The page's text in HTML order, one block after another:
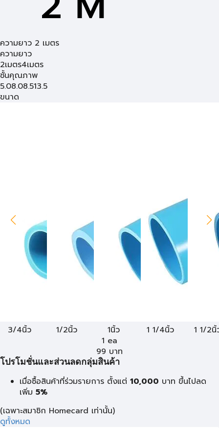
ความยาว 2 เมตร
ความยาว
2เมตร4เมตร
ชั้นคุณภาพ
5.08.08.513.5
ขนาด
3/4นิ้ว 1/2นิ้ว 1นิ้ว 1 1/4นิ้ว
1 1/2นิ้
1 ea
99 บาท
โปรโมชั่นและส่วนลดกลุ่มสินค้า
เมื่อซื้อสินค้าที่ร่วมรายการ ตั้งแต่ 10,000 บาท ขึ้นไปลด
เพิ่ม 5%
(เฉพาะสมาชิก Homecard เท่านั้น)
ดูทั้งหมด